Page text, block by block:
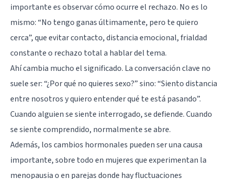
importante es observar cómo ocurre el rechazo. No es lo
mismo: “No tengo ganas últimamente, pero te quiero
cerca”, que evitar contacto, distancia emocional, frialdad
constante o rechazo total a hablar del tema.
Ahí cambia mucho el significado. La conversación clave no
suele ser: “¿Por qué no quieres sexo?” sino: “Siento distancia
entre nosotros y quiero entender qué te está pasando”.
Cuando alguien se siente interrogado, se defiende. Cuando
se siente comprendido, normalmente se abre.
Además, los cambios hormonales pueden ser una causa
importante, sobre todo en mujeres que experimentan la
menopausia o en parejas donde hay fluctuaciones